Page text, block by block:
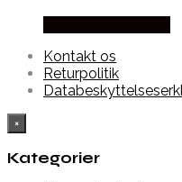
Kontakt os
Returpolitik
×
Kategorier